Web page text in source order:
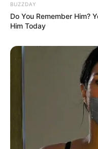
BUZZDAY
Do You Remember Him?
Him Today